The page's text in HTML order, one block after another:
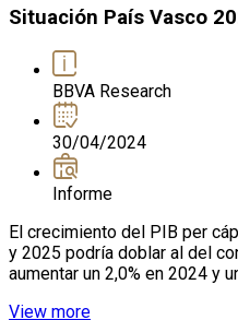
Situación País Vasco
BBVA Research
30/04/2024
Informe
El crecimiento del PIB per
y 2025 podría doblar al del
aumentar un 2,0% en 2024 y
View more